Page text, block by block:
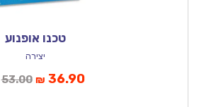
טכנו אופנוע
יצירה
53.00המחיר
₪ 36.90המחיר